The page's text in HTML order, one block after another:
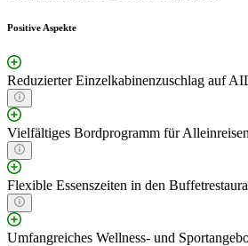
Positive Aspekte
Reduzierter Einzelkabinenzuschlag auf
Vielfältiges Bordprogramm für
Flexible Essenszeiten in den
Umfangreiches Wellness- und